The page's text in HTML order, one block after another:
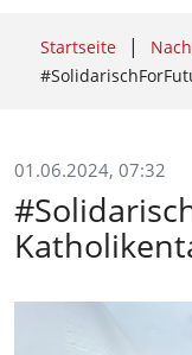
Startseite
01.06.2024, 07:32